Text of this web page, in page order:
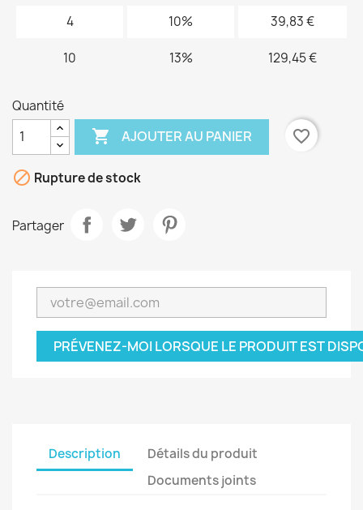
4 10% 39,83 €
10 13% 129,45 €
Quantité
 AJOUTER AU PANIER favorite_border
 Rupture de stock
Partager
PRÉVENEZ-MOI LORSQUE LE PRODUIT EST
Description
Détails du produit
Documents joints